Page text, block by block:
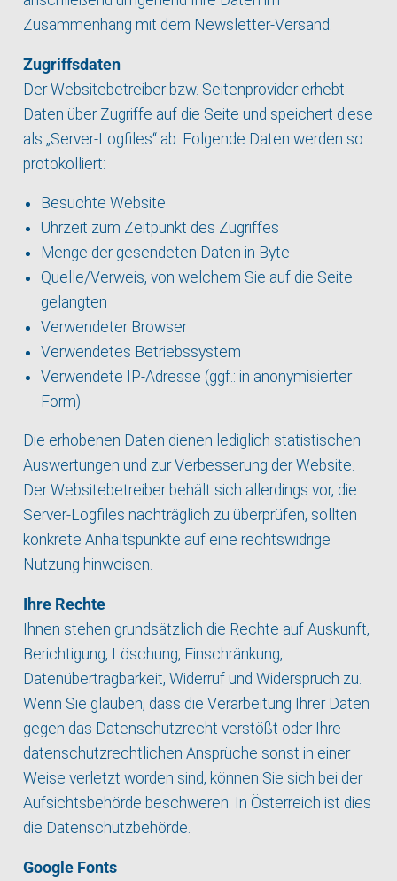
Zusammenhang mit dem Newsletter-Versand.
Zugriffsdaten
Der Websitebetreiber bzw. Seitenprovider erhebt
Daten über Zugriffe auf die Seite und speichert diese
als „Server-Logfiles“ ab. Folgende Daten werden so
protokolliert:
Besuchte Website
Uhrzeit zum Zeitpunkt des Zugriffes
Menge der gesendeten Daten in Byte
Quelle/Verweis, von welchem Sie auf die Seite
gelangten
Verwendeter Browser
Verwendetes Betriebssystem
Verwendete IP-Adresse (ggf.: in anonymisierter
Form)
Die erhobenen Daten dienen lediglich statistischen
Auswertungen und zur Verbesserung der Website.
Der Websitebetreiber behält sich allerdings vor, die
Server-Logfiles nachträglich zu überprüfen, sollten
konkrete Anhaltspunkte auf eine rechtswidrige
Nutzung hinweisen.
Ihre Rechte
Ihnen stehen grundsätzlich die Rechte auf Auskunft,
Berichtigung, Löschung, Einschränkung,
Datenübertragbarkeit, Widerruf und Widerspruch zu.
Wenn Sie glauben, dass die Verarbeitung Ihrer Daten
gegen das Datenschutzrecht verstößt oder Ihre
datenschutzrechtlichen Ansprüche sonst in einer
Weise verletzt worden sind, können Sie sich bei der
Aufsichtsbehörde beschweren. In Österreich ist dies
die Datenschutzbehörde.
Google Fonts